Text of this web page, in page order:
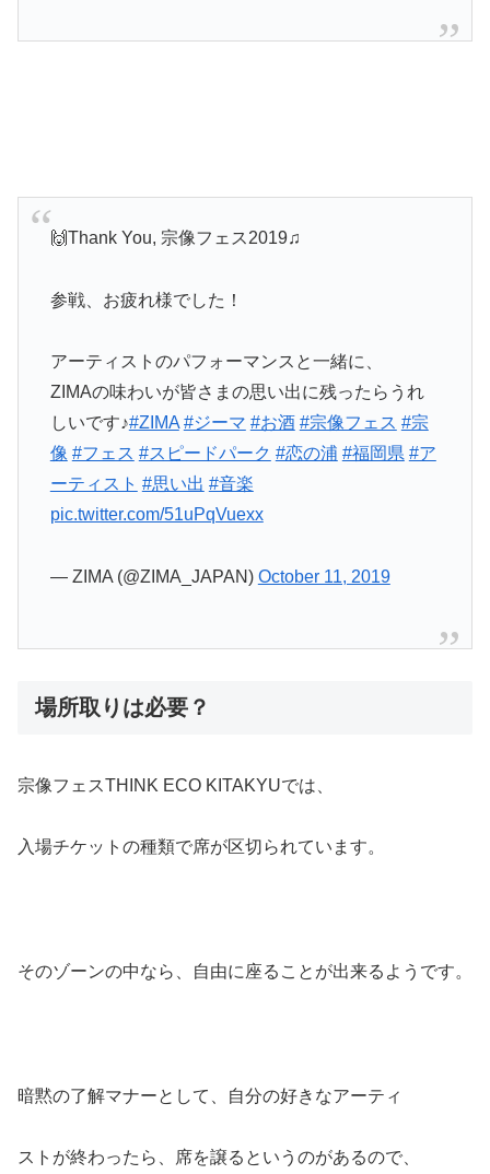
🙌Thank You, 宗像フェス2019♫
参戦、お疲れ様でした！
アーティストのパフォーマンスと一緒に、
ZIMAの味わいが皆さまの思い出に残ったらうれ
しいです♪#ZIMA #ジーマ #お酒 #宗像フェス #宗
像 #フェス #スピードパーク #恋の浦 #福岡県 #ア
ーティスト #思い出 #音楽
pic.twitter.com/51uPqVuexx
— ZIMA (@ZIMA_JAPAN) October 11, 2019
場所取りは必要？
宗像フェスTHINK ECO KITAKYUでは、
入場チケットの種類で席が区切られています。
そのゾーンの中なら、自由に座ることが出来るようです。
暗黙の了解マナーとして、自分の好きなアーティ
ストが終わったら、席を譲るというのがあるので、